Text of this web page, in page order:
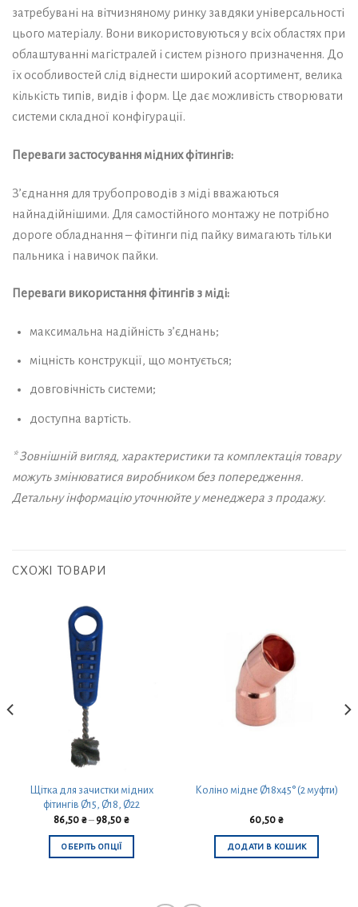
затребувані на вітчизняному ринку завдяки універсальності
цього матеріалу. Вони використовуються у всіх областях при
облаштуванні магістралей і систем різного призначення. До
їх особливостей слід віднести широкий асортимент, велика
кількість типів, видів і форм. Це дає можливість створювати
системи складної конфігурації.
Переваги застосування мідних фітингів:
З’єднання для трубопроводів з міді вважаються
найнадійнішими. Для самостійного монтажу не потрібно
дороге обладнання – фітинги під пайку вимагають тільки
пальника і навичок пайки.
Переваги використання фітингів з міді:
максимальна надійність з’єднань;
міцність конструкції, що монтується;
довговічність системи;
доступна вартість.
* Зовнішній вигляд, характеристики та комплектація товару
можуть змінюватися виробником без попередження.
Детальну інформацію уточнюйте у менеджера з продажу.
СХОЖІ ТОВАРИ
Щітка для зачистки мідних
фітингів Ø15, Ø18, Ø22
86,50 ₴– 98,50 ₴
ОБЕРІТЬ ОПЦІЇ
Коліно мідне Ø18х45° (2 муфти)
60,50 ₴
ДОДАТИ В КОШИК